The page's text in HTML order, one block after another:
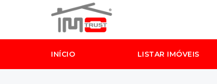
INÍCIO LISTAR IMÓVEIS